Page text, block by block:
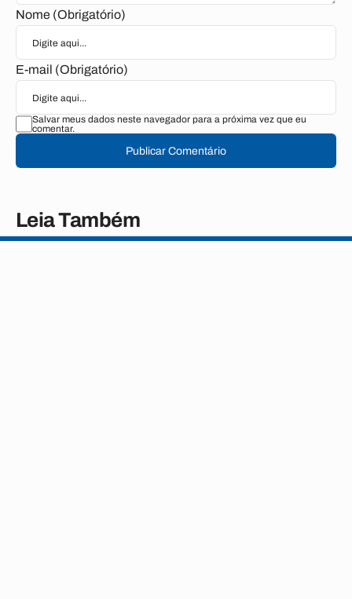
Nome (Obrigatório)
E-mail (Obrigatório)
Salvar meus dados neste navegador para a próxima vez que eu
comentar.
Publicar Comentário
Leia Também